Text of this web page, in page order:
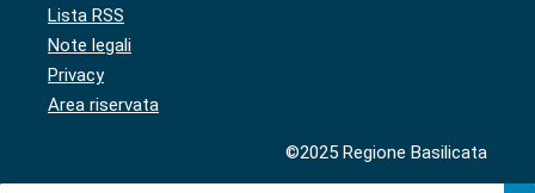
Lista RSS
Note legali
Privacy
Area riservata
©2025 Regione Basilicata